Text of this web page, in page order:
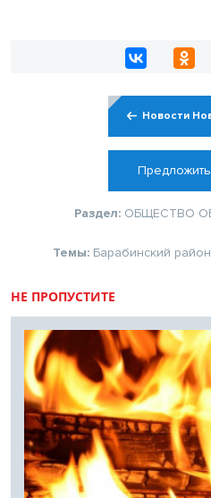
Новости
Раздел: ОБЩЕСТВО
Темы: Барабинский район
НЕ ПРОПУСТИТЕ